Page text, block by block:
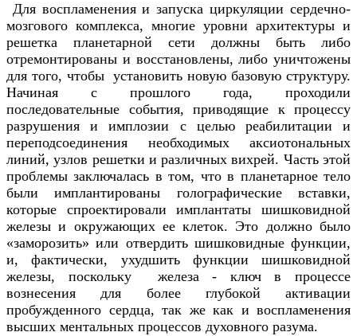
Для воспламенения и запуска циркуляции сердечно-
мозгового комплекса, многие уровни архитектуры и
решетка планетарной сети должны быть либо
отремонтированы и восстановлены, либо уничтожены
для того, чтобы установить новую базовую структуру.
Начиная с прошлого года, проходили
последовательные события, приводящие к процессу
разрушения и имплозии с целью реабилитации и
переподсоединения необходимых аксиотональных
линий, узлов решетки и различных вихрей. Часть этой
проблемы заключалась в том, что в планетарное тело
были имплантированы голографические вставки,
которые спроектировали имплантаты шишковидной
железы и окружающих ее клеток. Это должно было
«заморозить» или отвердить шишковидные функции,
и, фактически, ухудшить функции шишковидной
железы, поскольку железа - ключ в процессе
вознесения для более глубокой активации
пробужденного сердца, так же как и воспламенения
высших ментальных процессов духовного разума.